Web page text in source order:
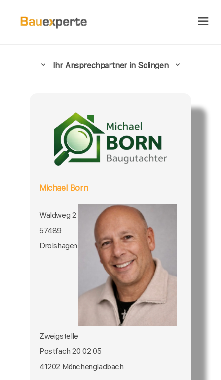
Ihr Ansprechpartner in Solingen
Michael Born
Waldweg 2
57489
Drolshagen
Zweigstelle
Postfach 20 02 05
41202 Mönchengladbach